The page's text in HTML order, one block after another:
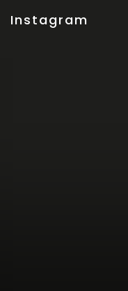
Instagram